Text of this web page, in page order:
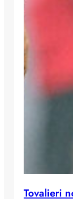
Tovalieri